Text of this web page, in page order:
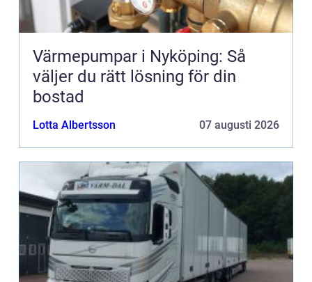
Värmepumpar i Nyköping: Så
väljer du rätt lösning för din
bostad
Lotta Albertsson 07 augusti 2026